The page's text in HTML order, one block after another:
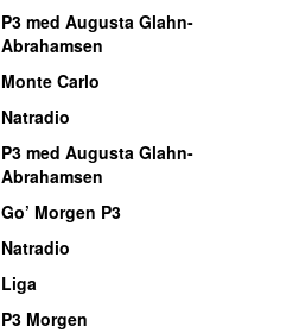
P3 med Augusta Glahn-
Abrahamsen
Monte Carlo
Natradio
P3 med Augusta Glahn-
Abrahamsen
Go’ Morgen P3
Natradio
Liga
P3 Morgen